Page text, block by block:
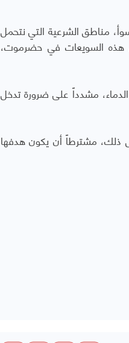
مناطق الشرعية التي نتحمل
هذه السويعات في حضرموت،
مشدداً على ضرورة تدخل
ذلك، مشترطاً أن يكون هدفها